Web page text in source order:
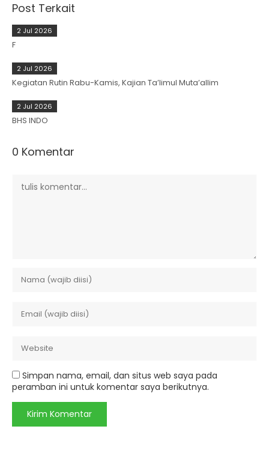
Post Terkait
2 Jul 2026
F
2 Jul 2026
Kegiatan Rutin Rabu-Kamis, Kajian Ta’limul Muta’allim
2 Jul 2026
BHS INDO
0 Komentar
Simpan nama, email, dan situs web saya pada
peramban ini untuk komentar saya berikutnya.